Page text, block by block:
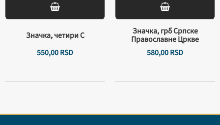
Значка, четири С
550,00RSD
Значка, грб Српске
Православне Цркве
580,00RSD